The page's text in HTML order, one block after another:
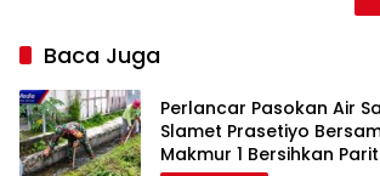
Baca Juga
Perlancar Pasokan Air
Slamet Prasetiyo
Makmur 1 Bersihkan